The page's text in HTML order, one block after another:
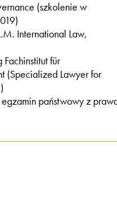
(szkolenie w
International Law,
Fachinstitut für
(Specialized Lawyer for
państwowy z